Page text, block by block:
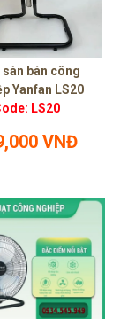
sàn bán công
Yanfan LS20
LS20
VNĐ